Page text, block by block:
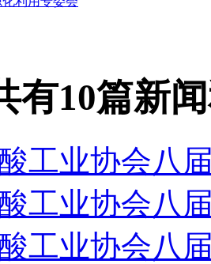
有10篇新
工业协会八
工业协会八
工业协会八